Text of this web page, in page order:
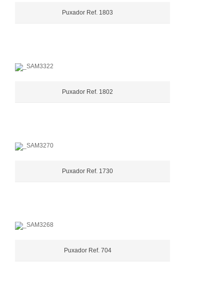
Puxador Ref. 1803
Puxador Ref. 1802
Puxador Ref. 1730
Puxador Ref. 704